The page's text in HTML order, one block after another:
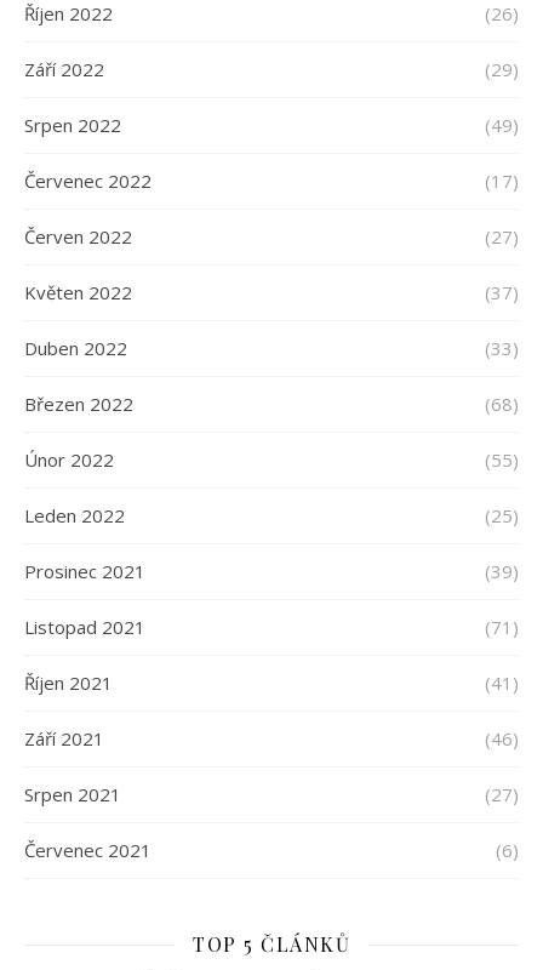
Říjen 2022 (26)
Září 2022 (29)
Srpen 2022 (49)
Červenec 2022 (17)
Červen 2022 (27)
Květen 2022 (37)
Duben 2022 (33)
Březen 2022 (68)
Únor 2022 (55)
Leden 2022 (25)
Prosinec 2021 (39)
Listopad 2021 (71)
Říjen 2021 (41)
Září 2021 (46)
Srpen 2021 (27)
Červenec 2021 (6)
TOP 5 ČLÁNKŮ